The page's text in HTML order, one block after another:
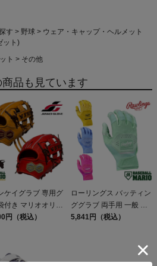
す 野球
ウェア・キャップ・ヘルメット
ット)
ト その他
品も見ています
ケイグラブ 専用グ
付き マリオオリジ
式用グラブ 内野
リーズ 野球 硬式
ブ 限定 別注 高校
円（税込）
ローリングス バッティン
ググラブ 両手用 一般 US
サイズ 天然皮革 ゴート
5,841円（税込）